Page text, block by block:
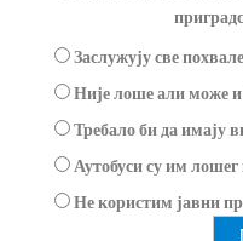
Заслужују све похвале
Није лоше али може
Требало би да имају
Аутобуси су им
Не користим јавни